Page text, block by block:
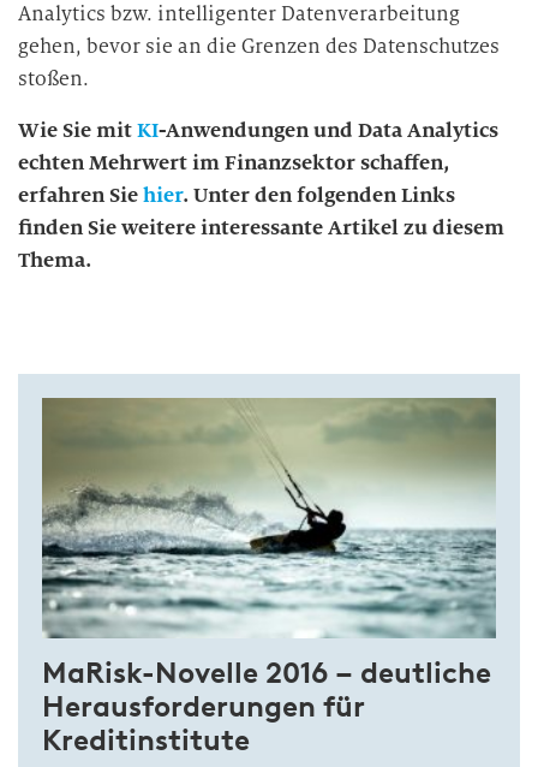
Analytics bzw. intelligenter Datenverarbeitung
gehen, bevor sie an die Grenzen des Datenschutzes
stoßen.
Wie Sie mitKI-Anwendungen und Data Analytics
echten Mehrwert im Finanzsektor schaffen,
erfahren Siehier. Unter den folgenden Links
finden Sie weitere interessante Artikel zu diesem
Thema.
MaRisk-Novelle 2016 – deutliche
Herausforderungen für
Kreditinstitute